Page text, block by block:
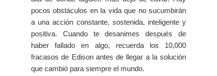
pocos obstáculos en la vida que no sucumbirán
a una acción constante, sostenida, inteligente y
positiva. Cuando te desanimes después de
haber fallado en algo, recuerda los 10,000
fracasos de Edison antes de llegar a la solución
que cambió para siempre el mundo.